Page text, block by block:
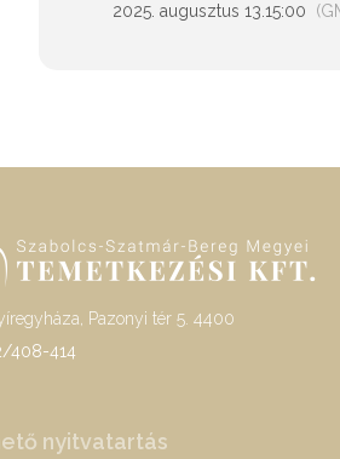
2025. augusztus 13. 15:00
Pazonyi tér 5. 4400
408-414
nyitvatartás